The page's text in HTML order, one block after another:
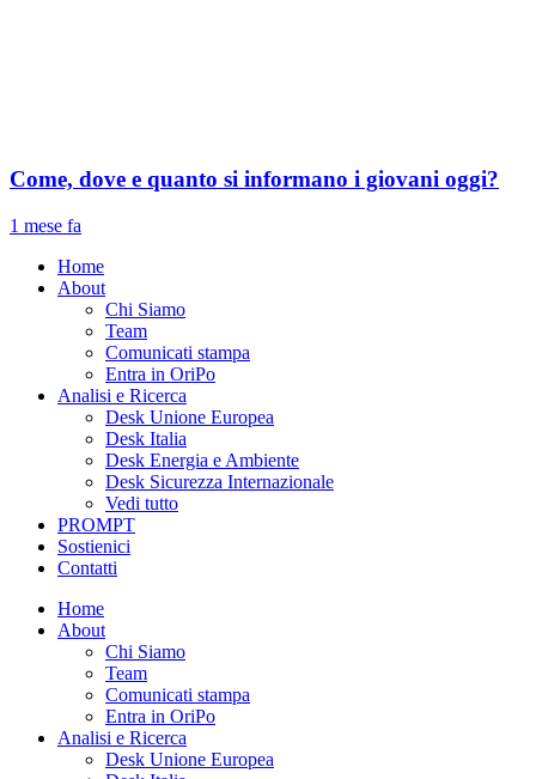
Come, dove e quanto si informano i giovani oggi?
1 mese fa
Home
About
Chi Siamo
Team
Comunicati stampa
Entra in OriPo
Analisi e Ricerca
Desk Unione Europea
Desk Italia
Desk Energia e Ambiente
Desk Sicurezza Internazionale
Vedi tutto
PROMPT
Sostienici
Contatti
Home
About
Chi Siamo
Team
Comunicati stampa
Entra in OriPo
Analisi e Ricerca
Desk Unione Europea